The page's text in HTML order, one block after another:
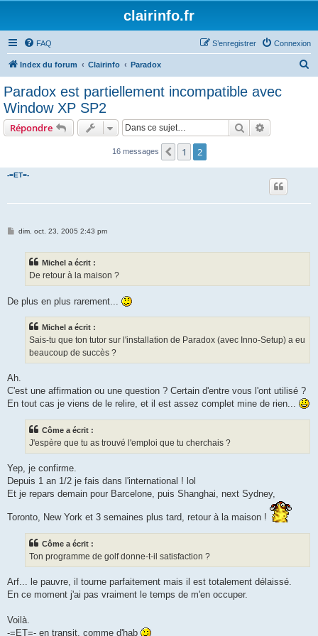
clairinfo.fr
FAQ Connexion
S’enregistrer
Index du forum Clairinfo Paradox
c
Paradox est partiellement incompatible avec
Window XP SP2
Répondre Rechercher
16 messages Précédente
1 2
-=ET=-
Mdim. oct. 23, 2005 2:43 pm
Michel a écrit :
De retour à la maison ?
De plus en plus rarement...
Michel a écrit :
Sais-tu que ton tutor sur l'installation de Paradox (avec Inno-Setup) a eu
beaucoup de succès ?
Ah.
C'est une affirmation ou une question ? Certain d'entre vous l'ont utilisé ?
En tout cas je viens de le relire, et il est assez complet mine de rien...
Côme a écrit :
J'espère que tu as trouvé l'emploi que tu cherchais ?
Yep, je confirme.
Depuis 1 an 1/2 je fais dans l'international ! lol
Et je repars demain pour Barcelone, puis Shanghai, next Sydney,
Toronto, New York et 3 semaines plus tard, retour à la maison !
Côme a écrit :
Ton programme de golf donne-t-il satisfaction ?
Arf... le pauvre, il tourne parfaitement mais il est totalement délaissé.
En ce moment j'ai pas vraiment le temps de m'en occuper.
Voilà.
-=ET=- en transit, comme d'hab